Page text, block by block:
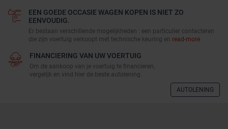
EEN GOEDE OCCASIE WAGEN KOPEN IS NIET ZO
EENVOUDIG.
Er bestaan verschillende mogelijkheden : een particulier contacteren
die zijn voertuig verkoopt met technische keuring en read-more
FINANCIERING VAN UW VOERTUIG
Om de aankoop van je voertuig te financieren,
vergelijk en vind hier de beste autolening.
AUTOLENING